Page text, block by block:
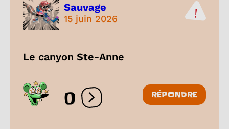
Sauvage
15 juin 2026
Le canyon Ste-Anne
0 Ouvrir les réactions
RÉPONDRE